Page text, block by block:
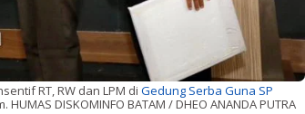
RT, RW dan LPM di Gedung Serba Guna SP
DISKOMINFO BATAM / DHEO ANANDA PUTRA